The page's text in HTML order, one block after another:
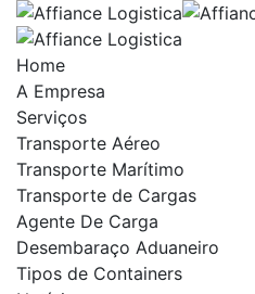
Home
A Empresa
Serviços
Transporte Aéreo
Transporte Marítimo
Transporte de Cargas
Agente De Carga
Desembaraço Aduaneiro
Tipos de Containers